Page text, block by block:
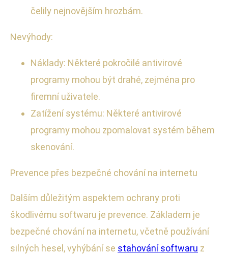
čelily nejnovějším hrozbám.
Nevýhody:
Náklady: Některé pokročilé antivirové
programy mohou být drahé, zejména pro
firemní uživatele.
Zatížení systému: Některé antivirové
programy mohou zpomalovat systém během
skenování.
Prevence přes bezpečné chování na internetu
Dalším důležitým aspektem ochrany proti
škodlivému softwaru je prevence. Základem je
bezpečné chování na internetu, včetně používání
silných hesel, vyhýbání se stahování softwaru z